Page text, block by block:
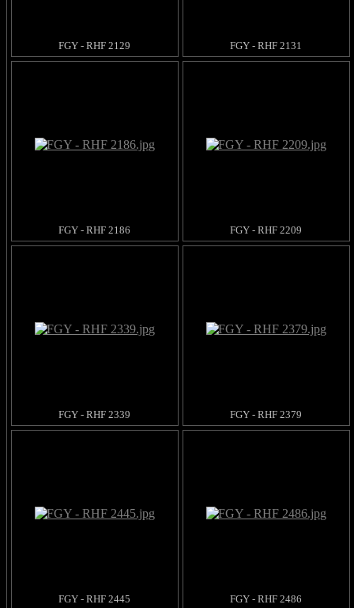
FGY - RHF 2129 FGY - RHF 2131
FGY - RHF 2186 FGY - RHF 2209
FGY - RHF 2339 FGY - RHF 2379
FGY - RHF 2445 FGY - RHF 2486